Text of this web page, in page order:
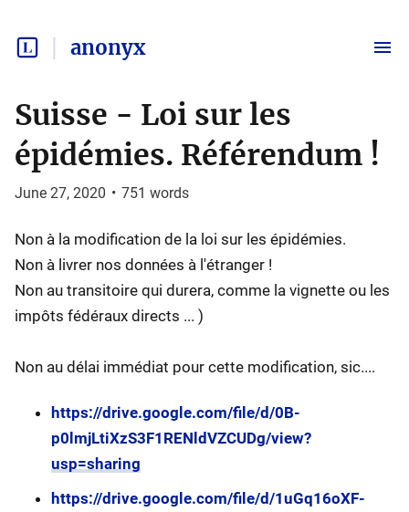
anonyx
Suisse - Loi sur les
épidémies. Référendum !
June 27, 2020 • 751 words
Non à la modification de la loi sur les épidémies.
Non à livrer nos données à l'étranger !
Non au transitoire qui durera, comme la vignette ou les
impôts fédéraux directs ... )
Non au délai immédiat pour cette modification, sic....
https://drive.google.com/file/d/0B-
p0lmjLtiXzS3F1RENldVZCUDg/view?
usp=sharing
https://drive.google.com/file/d/1uGq16oXF-